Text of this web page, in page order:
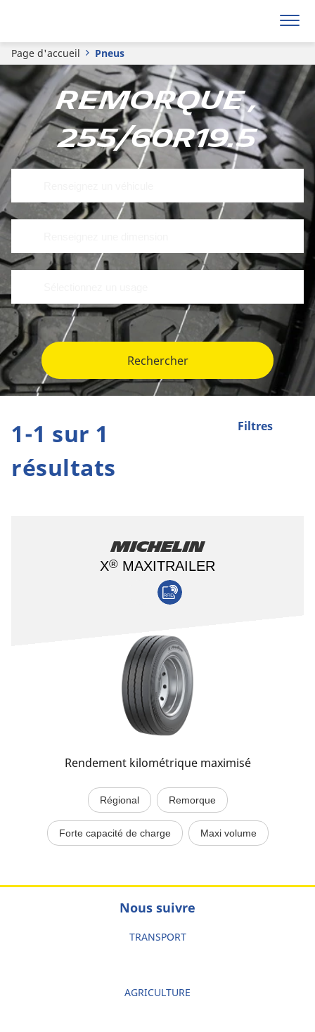
Page d'accueil Pneus
Remorque ,
255/60R19.5
Rechercher
Filtres
1-1 sur 1
résultats
Michelin
X® MAXITRAILER
Rendement kilométrique maximisé
Régional Remorque
Forte capacité de charge Maxi volume
Nous suivre
TRANSPORT
AGRICULTURE